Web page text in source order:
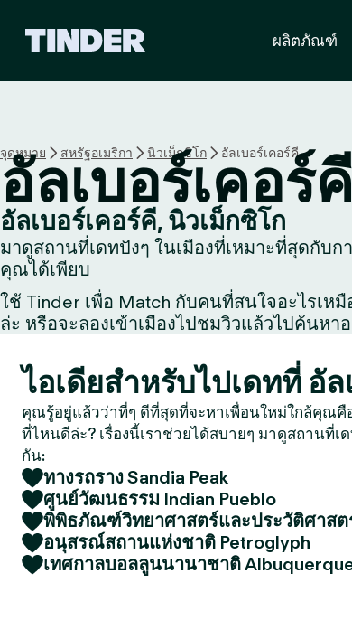
T
i
d
e
ผลิตภัณฑ์
จุดหมาย สหรัฐอเมริกา นิวเม็กซิโก อัลเบอร์เคอร์คี
อัลเบอร์เคอร์คี
อัลเบอร์เคอร์คี, นิวเม็กซิโก
มาดูสถานที่เดทปังๆ ในเมืองที่เหมาะที่สุดกับ
คุณได้เพียบ
ใช้ Tinder เพื่อ Match กับคนที่สนใจอะไรเห
ล่ะ หรือจะลองเข้าเมืองไปชมวิวแล้วไปค้นหา
ไอเดียสำหรับไปเดทที่ อัล
คุณรู้อยู่แล้วว่าที่ๆ ดีที่สุดที่จะหาเพื่อนใหม่ใกล้คุณ
ที่ไหนดีล่ะ? เรื่องนี้เราช่วยได้สบายๆ มาดูสถานที่เ
กัน:
ทางรถราง Sandia Peak
ศูนย์วัฒนธรรม Indian Pueblo
พิพิธภัณฑ์วิทยาศาสตร์และประวัติศาสต
อนุสรณ์สถานแห่งชาติ Petroglyph
เทศกาลบอลลูนนานาชาติ